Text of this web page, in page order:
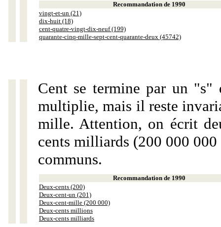
Recommandation de 1990
vingt-et-un (21)
dix-huit (18)
cent-quatre-vingt-dix-neuf (199)
quarante-cinq-mille-sept-cent-quarante-deux (45742)
Cent se termine par un "s"
multiplie, mais il reste
mille. Attention, on écrit
cents milliards (200 000
communs.
Recommandation de 1990
Deux-cents (200)
Deux-cent-un (201)
Deux-cent-mille (200 000)
Deux-cents millions
Deux-cents milliards